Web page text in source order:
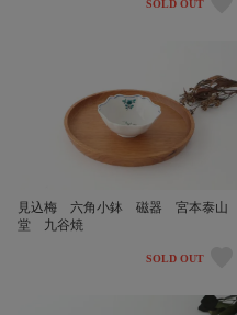
SOLD OUT
見込梅 六角小鉢 磁器 宮本泰山
堂 九谷焼
SOLD OUT